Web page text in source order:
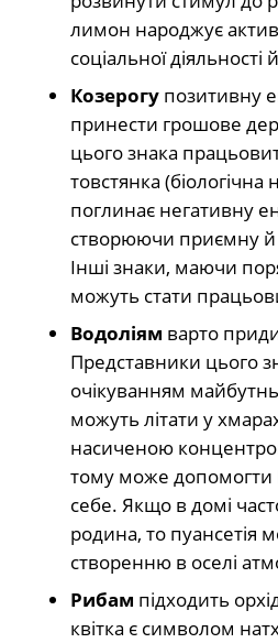
лимон народжує
соціальної діяльності
Козерогу позитивну
принести грошове
цього знака
товстянка
поглинає негативну
створюючи приємну
Інші знаки, маючи
можуть стати
Водоліям варто
Представники цього
очікуванням
можуть літати у
насиченою
тому може допомогти
себе. Якщо в домі
родина, то пуансетія
створенню в оселі
Рибам підходить
квітка є символом